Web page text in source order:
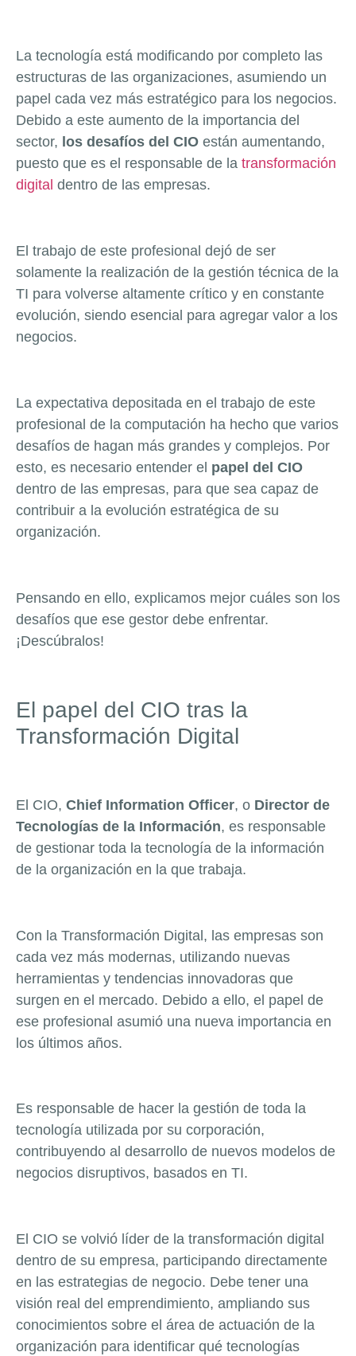
La tecnología está modificando por completo las
estructuras de las organizaciones, asumiendo un
papel cada vez más estratégico para los negocios.
Debido a este aumento de la importancia del
sector, los desafíos del CIO están aumentando,
puesto que es el responsable de la transformación
digital dentro de las empresas.
El trabajo de este profesional dejó de ser
solamente la realización de la gestión técnica de la
TI para volverse altamente crítico y en constante
evolución, siendo esencial para agregar valor a los
negocios.
La expectativa depositada en el trabajo de este
profesional de la computación ha hecho que varios
desafíos de hagan más grandes y complejos. Por
esto, es necesario entender el papel del CIO
dentro de las empresas, para que sea capaz de
contribuir a la evolución estratégica de su
organización.
Pensando en ello, explicamos mejor cuáles son los
desafíos que ese gestor debe enfrentar.
¡Descúbralos!
El papel del CIO tras la
Transformación Digital
El CIO, Chief Information Officer, o Director de
Tecnologías de la Información, es responsable
de gestionar toda la tecnología de la información
de la organización en la que trabaja.
Con la Transformación Digital, las empresas son
cada vez más modernas, utilizando nuevas
herramientas y tendencias innovadoras que
surgen en el mercado. Debido a ello, el papel de
ese profesional asumió una nueva importancia en
los últimos años.
Es responsable de hacer la gestión de toda la
tecnología utilizada por su corporación,
contribuyendo al desarrollo de nuevos modelos de
negocios disruptivos, basados en TI.
El CIO se volvió líder de la transformación digital
dentro de su empresa, participando directamente
en las estrategias de negocio. Debe tener una
visión real del emprendimiento, ampliando sus
conocimientos sobre el área de actuación de la
organización para identificar qué tecnologías